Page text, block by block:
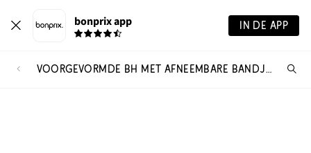
bonprix app IN DE APP
VOORGEVORMDE BH MET AFNEEMBARE BANDJES